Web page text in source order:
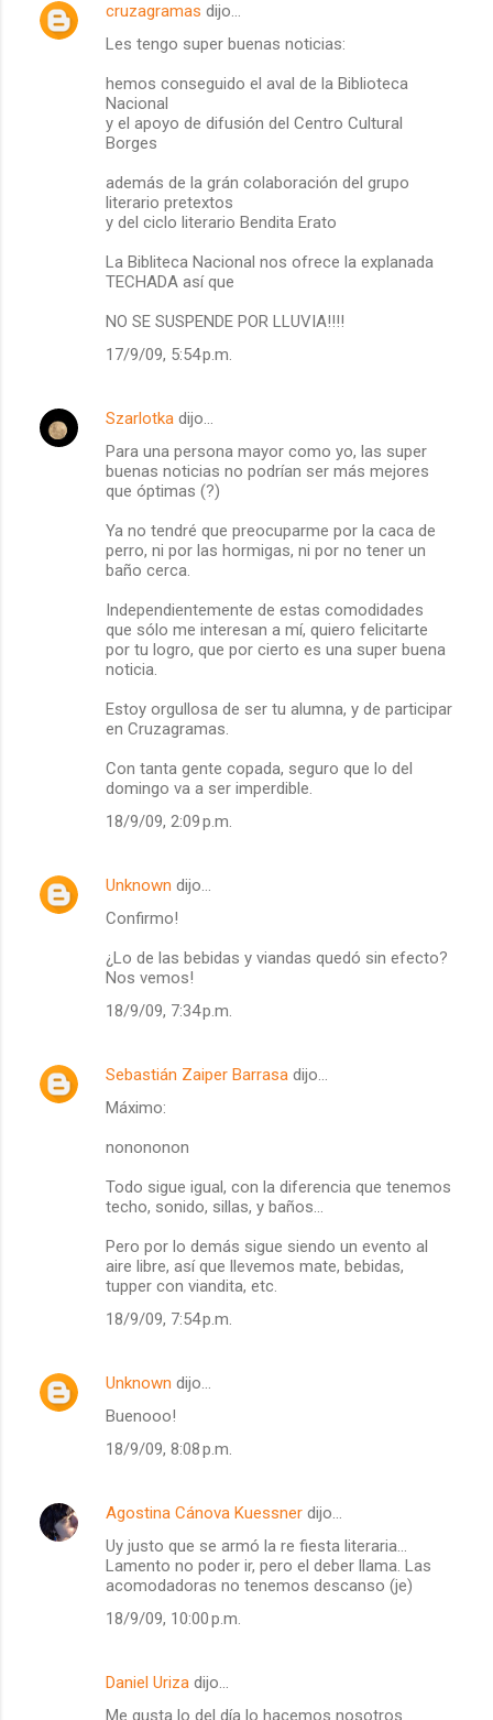
o
cruzagramas dijo…
Les tengo super buenas noticias:
hemos conseguido el aval de la Biblioteca
Nacional
y el apoyo de difusión del Centro Cultural
Borges
además de la grán colaboración del grupo
literario pretextos
y del ciclo literario Bendita Erato
La Bibliteca Nacional nos ofrece la explanada
TECHADA así que
NO SE SUSPENDE POR LLUVIA!!!!
17/9/09, 5:54 p.m.
Szarlotka dijo…
Para una persona mayor como yo, las super
buenas noticias no podrían ser más mejores
que óptimas (?)
Ya no tendré que preocuparme por la caca de
perro, ni por las hormigas, ni por no tener un
baño cerca.
Independientemente de estas comodidades
que sólo me interesan a mí, quiero felicitarte
por tu logro, que por cierto es una super buena
noticia.
Estoy orgullosa de ser tu alumna, y de participar
en Cruzagramas.
Con tanta gente copada, seguro que lo del
domingo va a ser imperdible.
18/9/09, 2:09 p.m.
Unknown dijo…
Confirmo!
¿Lo de las bebidas y viandas quedó sin efecto?
Nos vemos!
18/9/09, 7:34 p.m.
Sebastián Zaiper Barrasa dijo…
Máximo:
nonononon
Todo sigue igual, con la diferencia que tenemos
techo, sonido, sillas, y baños...
Pero por lo demás sigue siendo un evento al
aire libre, así que llevemos mate, bebidas,
tupper con viandita, etc.
18/9/09, 7:54 p.m.
Unknown dijo…
Buenooo!
18/9/09, 8:08 p.m.
Agostina Cánova Kuessner dijo…
Uy justo que se armó la re fiesta literaria...
Lamento no poder ir, pero el deber llama. Las
acomodadoras no tenemos descanso (je)
18/9/09, 10:00 p.m.
Daniel Uriza dijo…
Me gusta lo del día lo hacemos nosotros